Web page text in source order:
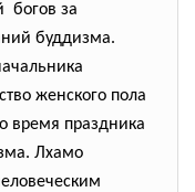
богов за
буддизма.
женского пола
время праздника
Лхамо